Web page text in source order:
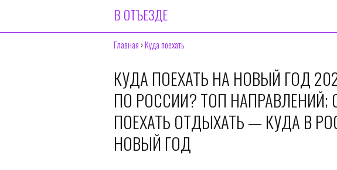
В ОТЪЕЗДЕ
Главная ›Куда поехать
КУДА ПОЕХАТЬ НА НОВЫЙ ГОД
ПО РОССИИ? ТОП НАПРАВЛЕНИЙ;
ПОЕХАТЬ ОТДЫХАТЬ — КУДА В
НОВЫЙ ГОД